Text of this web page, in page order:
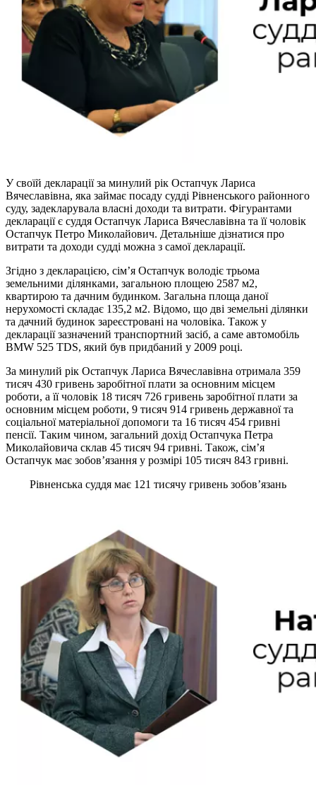
У своїй декларації за минулий рік Остапчук Лариса
Вячеславівна, яка займає посаду судді Рівненського районного
суду, задекларувала власні доходи та витрати. Фігурантами
декларації є суддя Остапчук Лариса Вячеславівна та її чоловік
Остапчук Петро Миколайович. Детальніше дізнатися про
витрати та доходи судді можна з самої декларації.
Згідно з декларацією, сім’я Остапчук володіє трьома
земельними ділянками, загальною площею 2587 м2,
квартирою та дачним будинком. Загальна площа даної
нерухомості складає 135,2 м2. Відомо, що дві земельні ділянки
та дачний будинок зареєстровані на чоловіка. Також у
декларації зазначений транспортний засіб, а саме автомобіль
BMW 525 TDS, який був придбаний у 2009 році.
За минулий рік Остапчук Лариса Вячеславівна отримала 359
тисяч 430 гривень заробітної плати за основним місцем
роботи, а її чоловік 18 тисяч 726 гривень заробітної плати за
основним місцем роботи, 9 тисяч 914 гривень державної та
соціальної матеріальної допомоги та 16 тисяч 454 гривні
пенсії. Таким чином, загальний дохід Остапчука Петра
Миколайовича склав 45 тисяч 94 гривні. Також, сім’я
Остапчук має зобов’язання у розмірі 105 тисяч 843 гривні.
Рівненська суддя має 121 тисячу гривень зобов’язань